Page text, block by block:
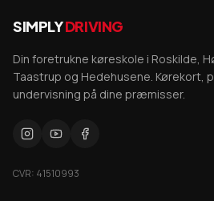
SIMPLYDRIVING
Din foretrukne køreskole i Roskilde,
Taastrup og Hedehusene. Kørekort,
undervisning på dine præmisser.
CVR: 41510993